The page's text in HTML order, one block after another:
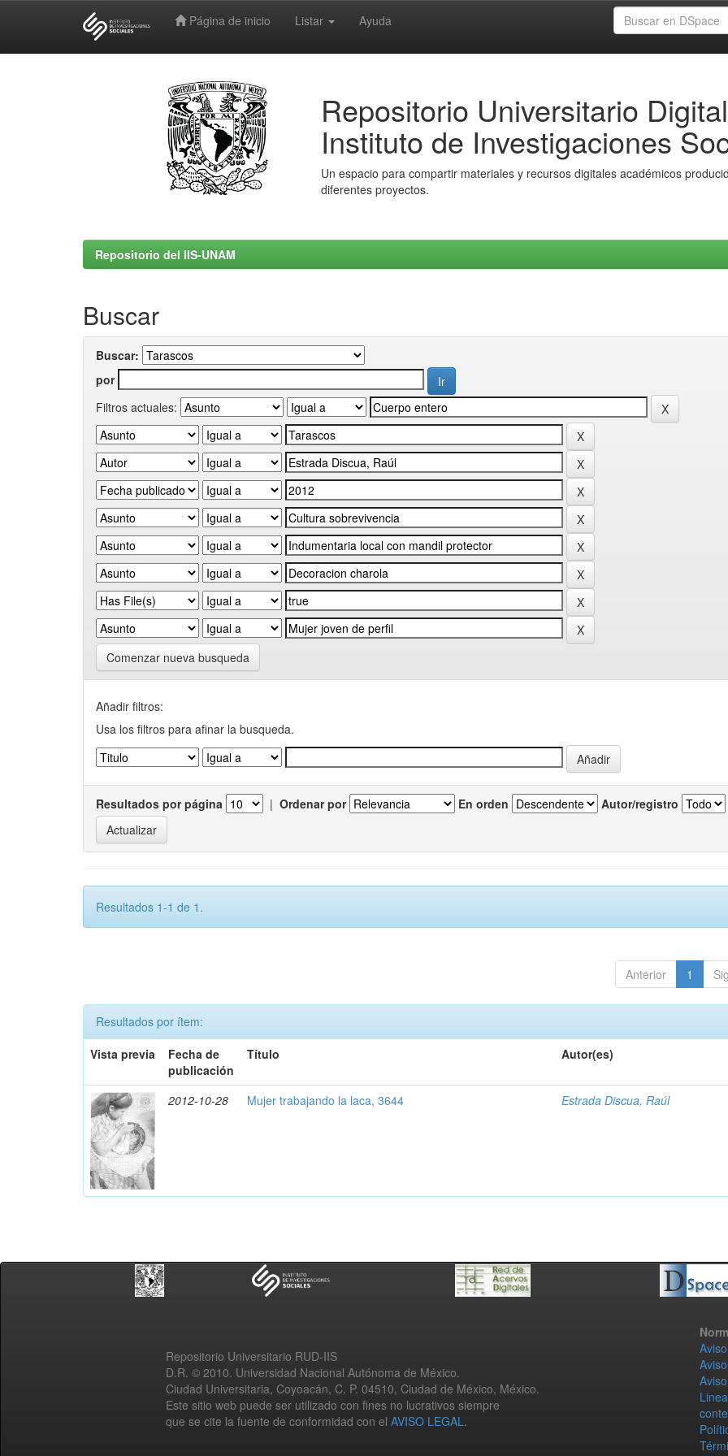
Página de inicio Listar Ayuda
Repositorio Universitario Digital
Instituto de Investigaciones
Un espacio para compartir materiales y recursos digitales académicos
diferentes proyectos.
Repositorio del IIS-UNAM
Buscar
Buscar:
por
Filtros actuales:
Comenzar nueva busqueda
Añadir filtros:
Usa los filtros para afinar la busqueda.
Resultados por página | Ordenar por En orden Autor/registro
Resultados 1-1 de 1.
Anterior 1
Resultados por ítem:
Vista previa
Fecha de
publicación
Título Autor(es)
2012-10-28 Mujer trabajando la laca, 3644 Estrada Discua, Raúl
Repositorio Universitario RUD-IIS
D.R. © 2010. Universidad Nacional Autónoma de México.
Ciudad Universitaria, Coyoacán, C. P. 04510, Ciudad de México, México.
Este sitio web puede ser utilizado con fines no lucrativos siempre
que se cite la fuente de conformidad con el AVISO LEGAL.